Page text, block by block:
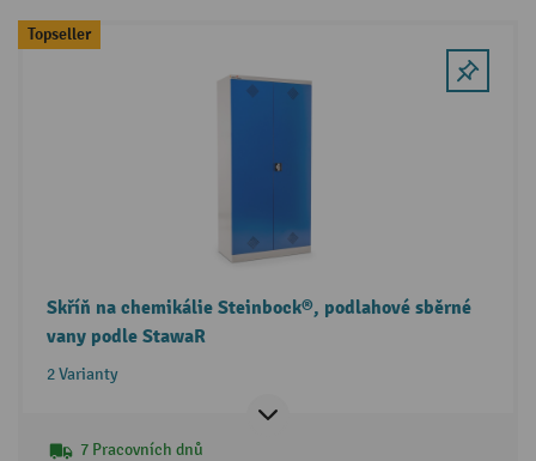
Topseller
Skříň na chemikálie Steinbock®, podlahové sběrné
vany podle StawaR
2 Varianty
7 Pracovních dnů